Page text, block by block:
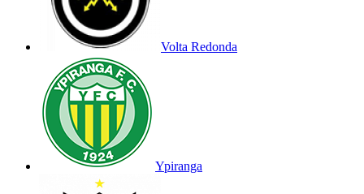
Volta Redonda
Ypiranga